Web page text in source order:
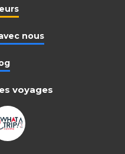
nous
voyages